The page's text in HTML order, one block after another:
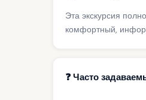
Эта экскурсия
комфортный,
❓ Часто